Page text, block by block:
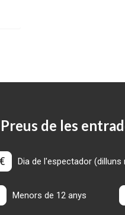
Preus de les
Dia de l'espectador
Menors de 12 anys